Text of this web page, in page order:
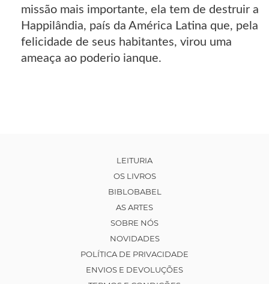
missão mais importante, ela tem de destruir a
Happilândia, país da América Latina que, pela
felicidade de seus habitantes, virou uma
ameaça ao poderio ianque.
LEITURIA
OS LIVROS
BIBLOBABEL
AS ARTES
SOBRE NÓS
NOVIDADES
POLÍTICA DE PRIVACIDADE
ENVIOS E DEVOLUÇÕES